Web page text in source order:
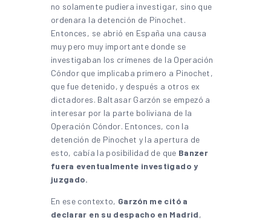
no solamente pudiera investigar, sino que
ordenara la detención de Pinochet.
Entonces, se abrió en España una causa
muy pero muy importante donde se
investigaban los crímenes de la Operación
Cóndor que implicaba primero a Pinochet,
que fue detenido, y después a otros ex
dictadores. Baltasar Garzón se empezó a
interesar por la parte boliviana de la
Operación Cóndor. Entonces, con la
detención de Pinochet y la apertura de
esto, cabía la posibilidad de que Banzer
fuera eventualmente investigado y
juzgado.
En ese contexto, Garzón me citó a
declarar en su despacho en Madrid,